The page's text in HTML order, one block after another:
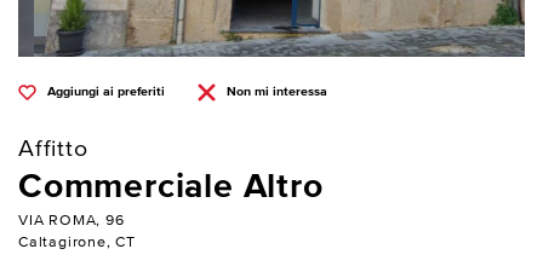
Aggiungi ai preferiti Non mi interessa
Affitto
Commerciale Altro
VIA ROMA, 96
Caltagirone, CT